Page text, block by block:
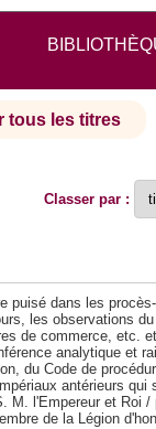
tous les titres
Classer par :
puisé dans les
les observations du
de commerce, etc.
analytique et
du Code de
antérieurs qui
M. l'Empereur et Roi /
de la Légion